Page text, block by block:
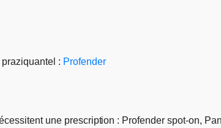
: Profender
une prescription : Profender spot-on,